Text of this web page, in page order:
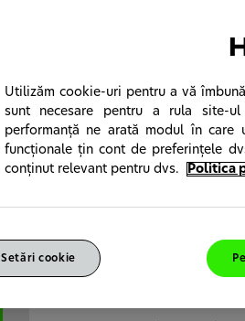
O dantură, 2 afecţiuni
Pasta de dinţi Sensodyne
confruntă atât cu
Utilizăm cookie-uri pentru a vă
sunt necesare pentru a rula site-
performanță ne arată modul în
funcționale țin cont de preferințele
conținut relevant pentru dvs.
Politica
Setări cookie